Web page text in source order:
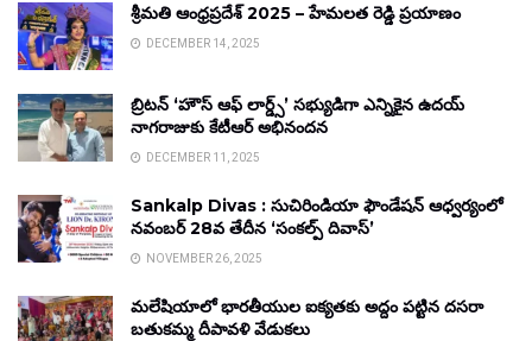
శ్రీమతి ఆంధ్రప్రదేశ్ 2025 – హేమలత రెడ్డి ప్రయాణం
DECEMBER 14, 2025
బ్రిటన్ ‘హౌస్ ఆఫ్ లార్డ్స్’ సభ్యుడిగా ఎన్నికైన ఉదయ్
నాగరాజుకు కేటీఆర్ అభినందన
DECEMBER 11, 2025
Sankalp Divas : సుచిరిండియా ఫౌండేషన్ ఆధ్వర్యంలో
నవంబర్ 28వ తేదీన ‘సంకల్ప్ దివాస్’
NOVEMBER 26, 2025
మలేషియాలో భారతీయుల ఐక్యతకు అద్దం పట్టిన దసరా
బతుకమ్మ దీపావళి వేడుకలు